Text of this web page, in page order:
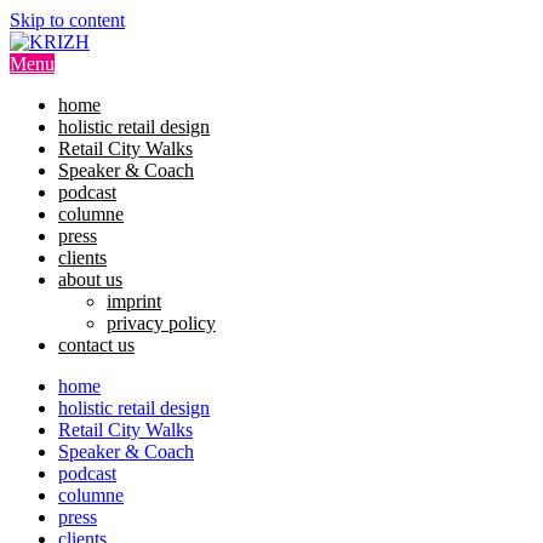
Skip to content
Menu
home
holistic retail design
Retail City Walks
Speaker & Coach
podcast
columne
press
clients
about us
imprint
privacy policy
contact us
home
holistic retail design
Retail City Walks
Speaker & Coach
podcast
columne
press
clients